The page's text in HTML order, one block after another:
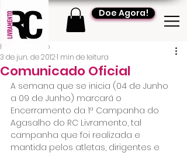
Doe Agora!
Comunicado Oficial
RC Livramento
3 de jun. de 20121 min de leitura
A semana que se inicia (04 de Junho
a 09 de Junho) marcará o
Encerramento da 1ª Campanha do
Agasalho do RC Livramento, tal
campanha que foi realizada e
mantida pelos atletas, dirigentes e